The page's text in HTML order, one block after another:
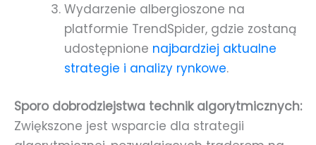
Wydarzenie albergioszone na
platformie TrendSpider, gdzie zostaną
udostępnione najbardziej aktualne
strategie i analizy rynkowe.
Sporo dobrodziejstwa technik algorytmicznych:
Zwiększone jest wsparcie dla strategii